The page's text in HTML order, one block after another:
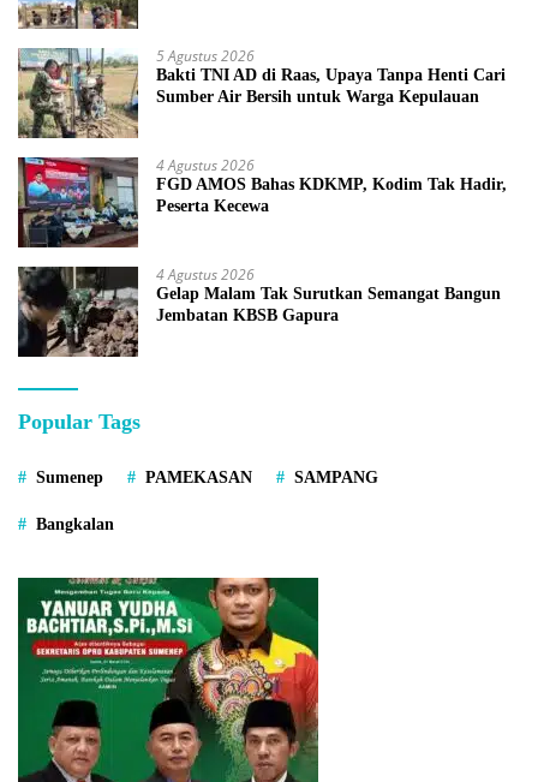
5 Agustus 2026
Bakti TNI AD di Raas, Upaya Tanpa Henti Cari
Sumber Air Bersih untuk Warga Kepulauan
4 Agustus 2026
FGD AMOS Bahas KDKMP, Kodim Tak Hadir,
Peserta Kecewa
4 Agustus 2026
Gelap Malam Tak Surutkan Semangat Bangun
Jembatan KBSB Gapura
Popular Tags
Sumenep PAMEKASAN SAMPANG
Bangkalan